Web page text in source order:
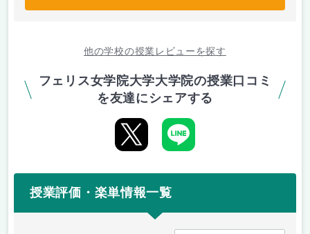
他の学校の授業レビューを探す
フェリス女学院大学大学院の授業口コミ
を友達にシェアする
授業評価・楽単情報一覧